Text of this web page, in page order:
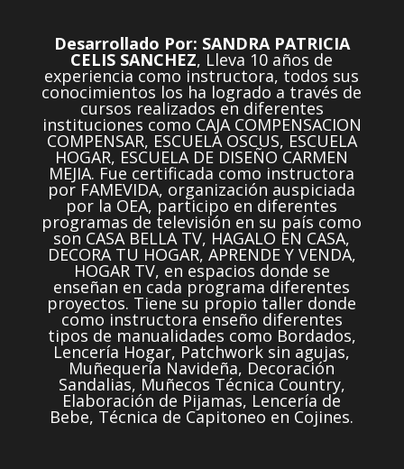
Desarrollado Por: SANDRA PATRICIA
CELIS SANCHEZ, Lleva 10 años de
experiencia como instructora, todos sus
conocimientos los ha logrado a través de
cursos realizados en diferentes
instituciones como CAJA COMPENSACION
COMPENSAR, ESCUELA OSCUS, ESCUELA
HOGAR, ESCUELA DE DISEÑO CARMEN
MEJIA. Fue certificada como instructora
por FAMEVIDA, organización auspiciada
por la OEA, participo en diferentes
programas de televisión en su país como
son CASA BELLA TV, HAGALO EN CASA,
DECORA TU HOGAR, APRENDE Y VENDA,
HOGAR TV, en espacios donde se
enseñan en cada programa diferentes
proyectos. Tiene su propio taller donde
como instructora enseño diferentes
tipos de manualidades como Bordados,
Lencería Hogar, Patchwork sin agujas,
Muñequería Navideña, Decoración
Sandalias, Muñecos Técnica Country,
Elaboración de Pijamas, Lencería de
Bebe, Técnica de Capitoneo en Cojines.